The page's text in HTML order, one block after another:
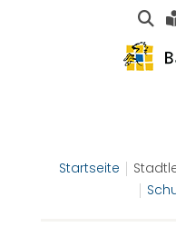
Startseite